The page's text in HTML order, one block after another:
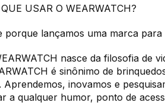
USAR O WEARWATCH?
lançamos uma marca
nasce da filosofia de
é sinônimo de
inovamos e
qualquer humor, ponto de